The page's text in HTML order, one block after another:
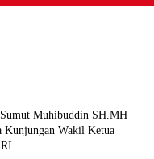
Muhibuddin SH.MH
Kunjungan Wakil Ketua